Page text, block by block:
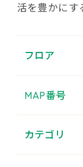
活を豊かにす
フロア
MAP番号
カテゴリ